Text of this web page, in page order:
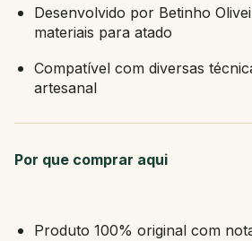
Desenvolvido por Betinho
materiais para atado
Compatível com diversas
artesanal
Por que comprar aqui
Produto 100% original com